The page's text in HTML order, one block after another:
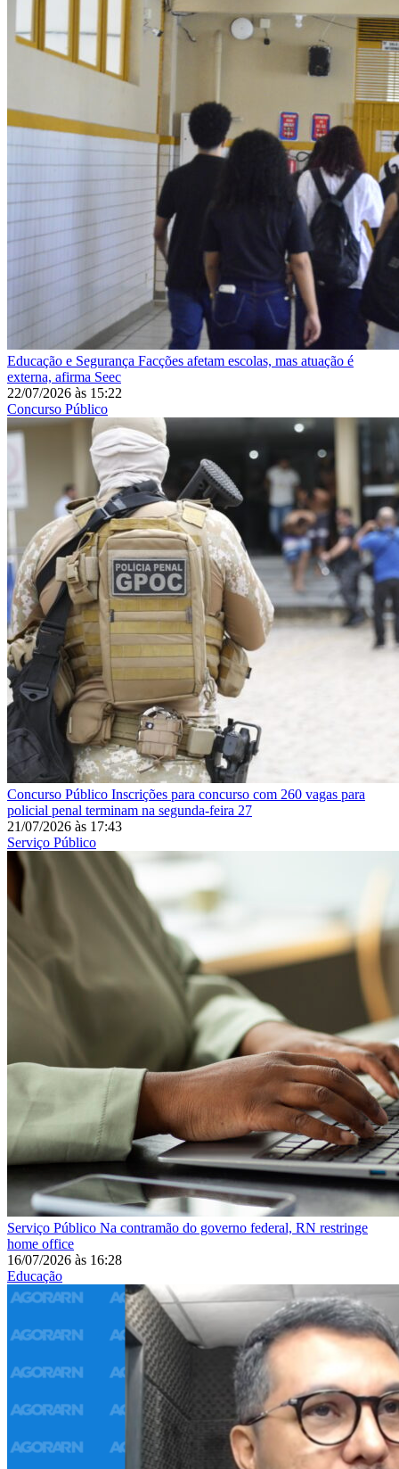
Educação e Segurança Facções afetam escolas, mas atuação é
externa, afirma Seec
22/07/2026 às 15:22
Concurso Público
Concurso Público Inscrições para concurso com 260 vagas para
policial penal terminam na segunda-feira 27
21/07/2026 às 17:43
Serviço Público
Serviço Público Na contramão do governo federal, RN restringe
home office
16/07/2026 às 16:28
Educação